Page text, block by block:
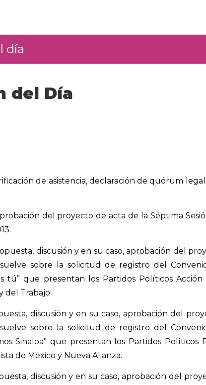
día
del Día
de asistencia, declaración de quórum
del proyecto de acta de la Séptima
discusión y en su caso, aprobación del
sobre la solicitud de registro del
tú” que presentan los Partidos Políticos
del Trabajo.
discusión y en su caso, aprobación del
sobre la solicitud de registro del
Sinaloa” que presentan los Partidos Políticos
de México y Nueva Alianza.
discusión y en su caso, aprobación del